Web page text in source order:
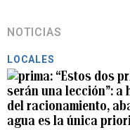
NOTICIAS
LOCALES
“Estos dos
serán una lección”: a
del racionamiento,
agua es la única